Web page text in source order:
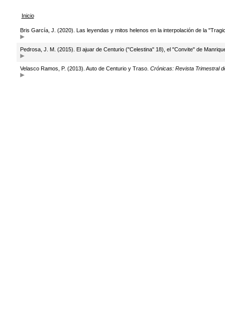
Inicio
Bris García, J. (2020). Las leyendas y mitos helenos en la interpolación de la
Pedrosa, J. M. (2015). El ajuar de Centurio ("Celestina" 18), el "Convite" de
Velasco Ramos, P. (2013). Auto de Centurio y Traso. Crónicas: Revista Trimestral